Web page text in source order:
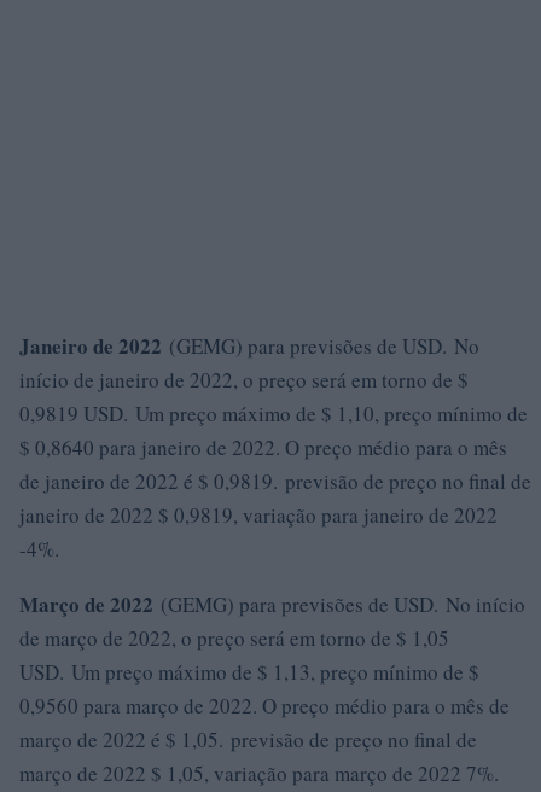
Janeiro de 2022 (GEMG) para previsões de USD. No
início de janeiro de 2022, o preço será em torno de $
0,9819 USD. Um preço máximo de $ 1,10, preço mínimo de
$ 0,8640 para janeiro de 2022. O preço médio para o mês
de janeiro de 2022 é $ 0,9819. previsão de preço no final de
janeiro de 2022 $ 0,9819, variação para janeiro de 2022
-4%.
Março de 2022 (GEMG) para previsões de USD. No início
de março de 2022, o preço será em torno de $ 1,05
USD. Um preço máximo de $ 1,13, preço mínimo de $
0,9560 para março de 2022. O preço médio para o mês de
março de 2022 é $ 1,05. previsão de preço no final de
março de 2022 $ 1,05, variação para março de 2022 7%.